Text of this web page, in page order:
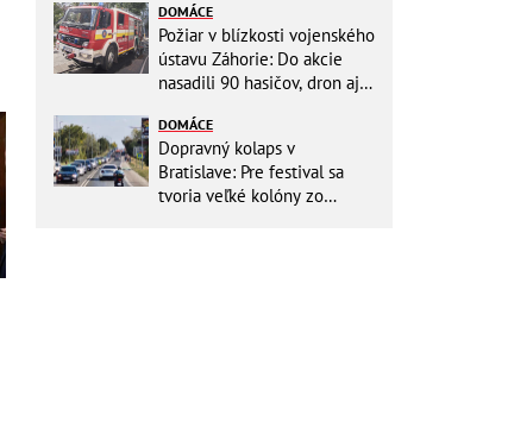
niečo iné
DOMÁCE
Požiar v blízkosti vojenského
ústavu Záhorie: Do akcie
nasadili 90 hasičov, dron aj
DOMÁCE
Dopravný kolaps v
Bratislave: Pre festival sa
tvoria veľké kolóny zo